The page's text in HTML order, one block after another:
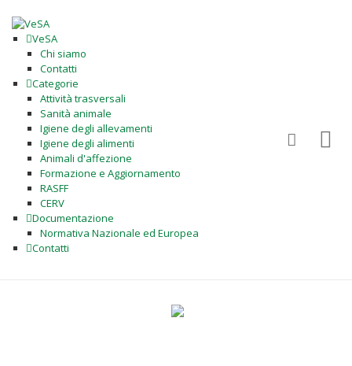
VeSA
Chi siamo
Contatti
Categorie
Attività trasversali
Sanità animale
Igiene degli allevamenti
Igiene degli alimenti
Animali d'affezione
Formazione e Aggiornamento
RASFF
CERV
Documentazione
Normativa Nazionale ed Europea
Contatti